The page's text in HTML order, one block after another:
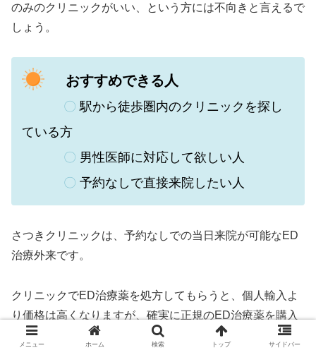
のみのクリニックがいい、という方には不向きと言えるで
しょう。
おすすめできる人
〇駅から徒歩圏内のクリニックを探し
ている方
〇 男性医師に対応して欲しい人
〇 予約なしで直接来院したい人
さつきクリニックは、 予約なしでの当日来院が可能なED
治療外来です。
クリニックでED治療薬を処方してもらうと、個人輸入よ
り価格は高くなりますが、確実に正規のED治療薬を購入
して頂けます。
メニュー ホーム 検索 トップ サイドバー